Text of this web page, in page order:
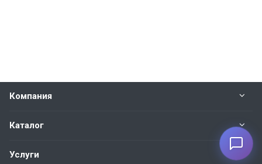
Компания
Каталог
Услуги